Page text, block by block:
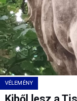
VÉLEMÉNY